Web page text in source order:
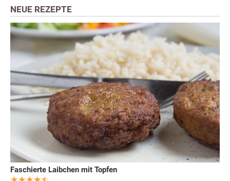
NEUE REZEPTE
Faschierte Laibchen mit Topfen